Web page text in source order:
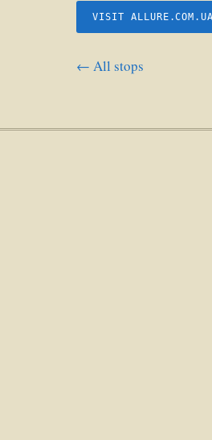
VISIT
← All stops